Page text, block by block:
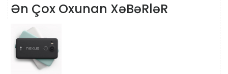
Ən Çox Oxunan XəBəRləR